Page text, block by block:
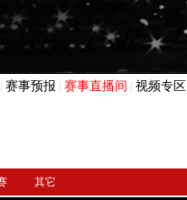
赛事预报 赛事直播间 视频专区
其它